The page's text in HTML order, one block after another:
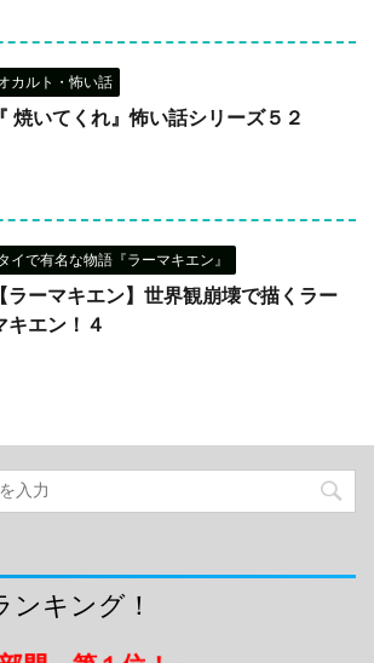
カルト・怖い話
『 焼いてくれ』怖い話シリーズ５２
イで有名な物語『ラーマキエン』
【ラーマキエン】世界観崩壊で描くラー
キエン！４
ンキング！